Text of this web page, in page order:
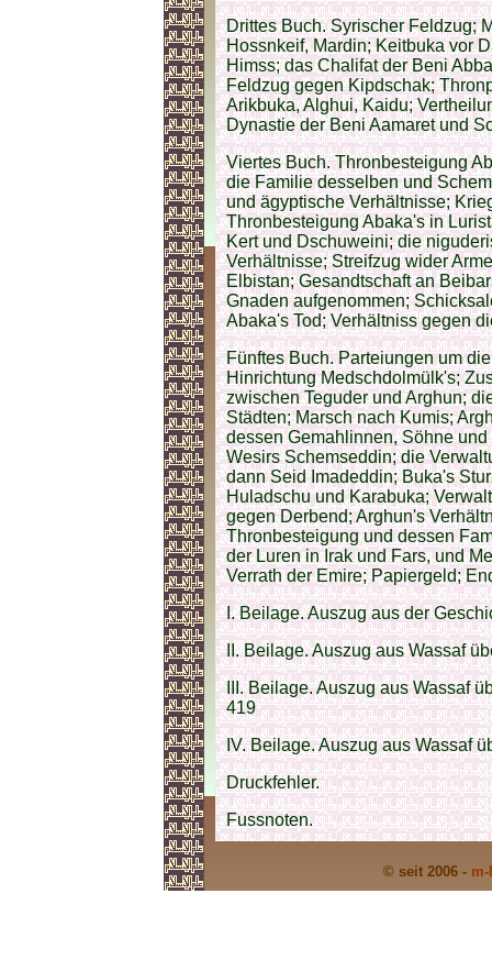
Drittes Buch. Syrischer Feldzug;
Hossnkeif, Mardin; Keitbuka vor
Himss; das Chalifat der Beni
Feldzug gegen Kipdschak;
Arikbuka, Alghui, Kaidu;
Dynastie der Beni Aamaret und
Viertes Buch. Thronbesteigung
die Familie desselben und
und ägyptische Verhältnisse;
Thronbesteigung Abaka's in
Kert und Dschuweini; die
Verhältnisse; Streifzug wider
Elbistan; Gesandtschaft an
Gnaden aufgenommen;
Abaka's Tod; Verhältniss gegen
Fünftes Buch. Parteiungen um
Hinrichtung Medschdolmülk's;
zwischen Teguder und Arghun;
Städten; Marsch nach Kumis;
dessen Gemahlinnen, Söhne
Wesirs Schemseddin; die
dann Seid Imadeddin; Buka's
Huladschu und Karabuka;
gegen Derbend; Arghun's
Thronbesteigung und dessen
der Luren in Irak und Fars, und
Verrath der Emire; Papiergeld;
I. Beilage. Auszug aus der
II. Beilage. Auszug aus Wassaf
III. Beilage. Auszug aus Wassaf
419
IV. Beilage. Auszug aus Wassaf
Druckfehler.
Fussnoten.
© seit 2006 -